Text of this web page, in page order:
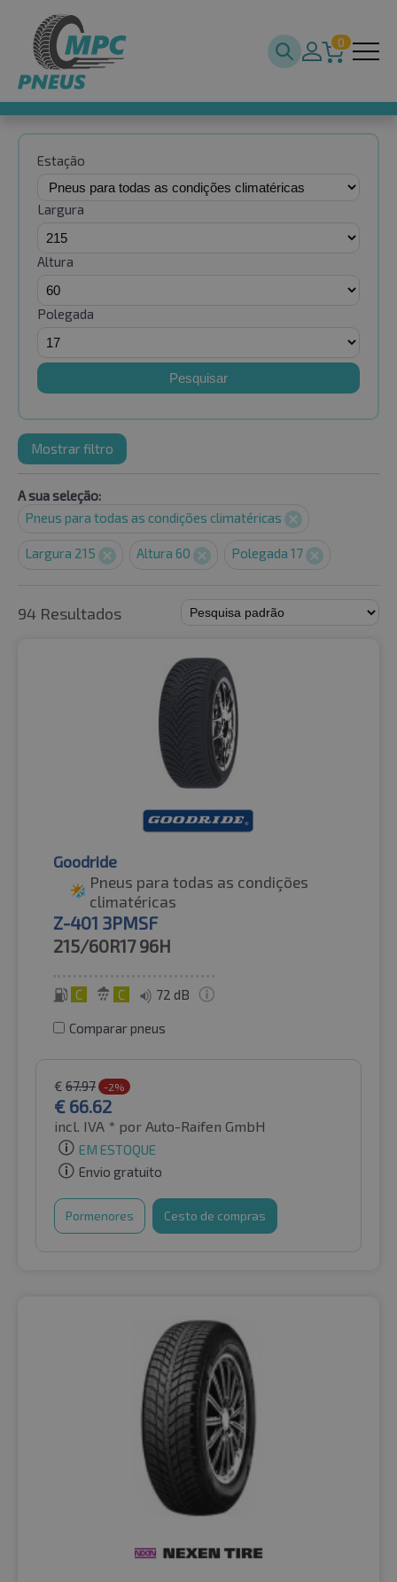
0
Estação
Largura
Altura
Polegada
Pesquisar
Mostrar filtro
A sua seleção:
Pneus para todas as condições climatéricas
Largura 215 Altura 60 Polegada 17
94 Resultados
Goodride
Pneus para todas as condições
climatéricas
Z-401 3PMSF
215/60R17 96H
C C 72 dB
Comparar pneus
€ 67.97 -2%
€ 66.62
incl. IVA * por Auto-Raifen GmbH
EM ESTOQUE
Envio gratuito
Pormenores Cesto de compras